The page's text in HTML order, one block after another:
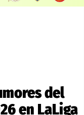
del
en LaLiga